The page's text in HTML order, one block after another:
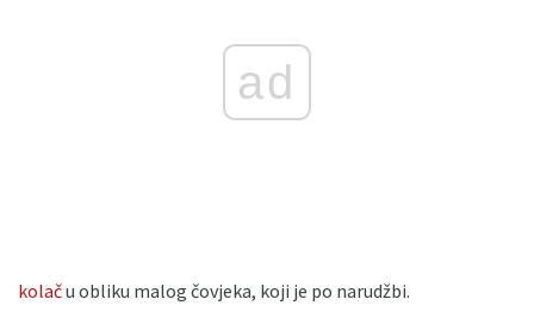
ad
kolaču obliku malog čovjeka, koji je po narudžbi.